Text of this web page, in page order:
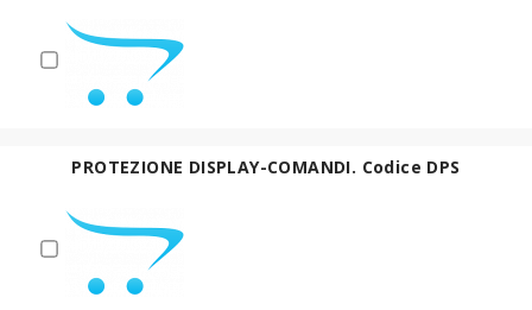
PROTEZIONE DISPLAY-COMANDI. Codice DPS